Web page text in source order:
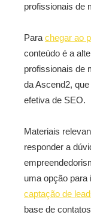
profissionais de
Para chegar ao
conteúdo é a
profissionais de
da Ascend2,
efetiva de SEO.
Materiais
responder a
uma opção para
captação de
base de